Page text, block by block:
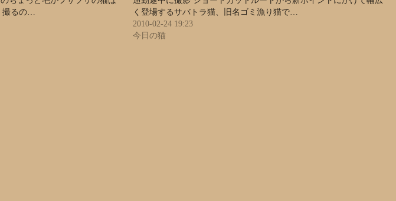
撮るの…
く登場するサバトラ猫、旧名ゴミ漁り猫で…
2010-02-24 19:23
今日の猫